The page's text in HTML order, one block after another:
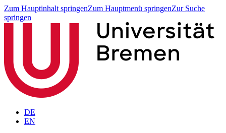
Zum Hauptinhalt springenZum Hauptmenü springenZur Suche
springen
DE
EN